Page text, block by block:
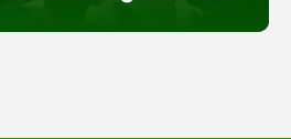
Durante os três dias de